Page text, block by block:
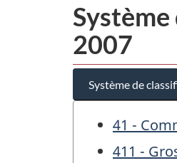
2007
Système de
41 -
411 -